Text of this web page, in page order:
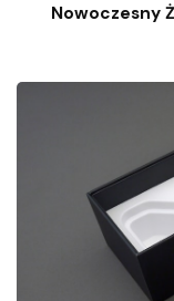
Nowoczesny